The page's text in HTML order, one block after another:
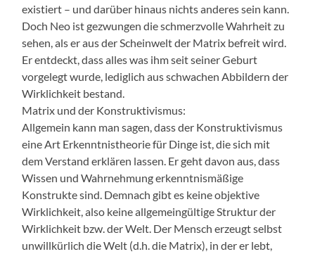
existiert – und darüber hinaus nichts anderes sein kann.
Doch Neo ist gezwungen die schmerzvolle Wahrheit zu
sehen, als er aus der Scheinwelt der Matrix befreit wird.
Er entdeckt, dass alles was ihm seit seiner Geburt
vorgelegt wurde, lediglich aus schwachen Abbildern der
Wirklichkeit bestand.
Matrix und der Konstruktivismus:
Allgemein kann man sagen, dass der Konstruktivismus
eine Art Erkenntnistheorie für Dinge ist, die sich mit
dem Verstand erklären lassen. Er geht davon aus, dass
Wissen und Wahrnehmung erkenntnismäßige
Konstrukte sind. Demnach gibt es keine objektive
Wirklichkeit, also keine allgemeingültige Struktur der
Wirklichkeit bzw. der Welt. Der Mensch erzeugt selbst
unwillkürlich die Welt (d.h. die Matrix), in der er lebt,